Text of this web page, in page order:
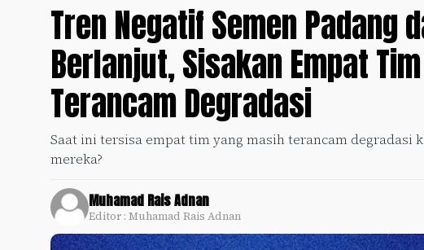
Tren Negatif Semen Padang
Berlanjut, Sisakan Empat
Terancam Degradasi
Saat ini tersisa empat tim yang masih terancam degradasi
mereka?
Muhamad Rais Adnan
Editor : Muhamad Rais Adnan
Culture +
Sports
Update
+
Timnas
Indonesia
SPECIAL
Video
Pedoman
Pemberitaan
Media
Disclaimer
Tentang
Kami